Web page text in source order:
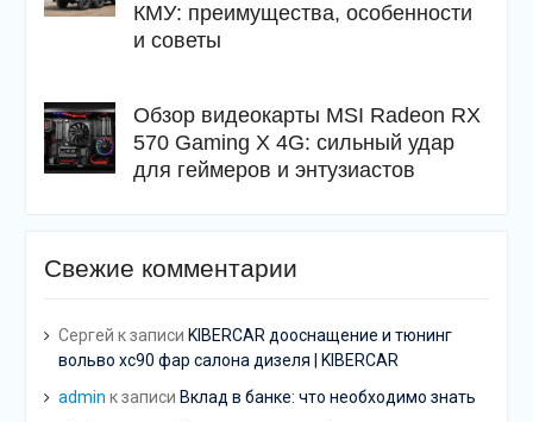
КМУ: преимущества, особенности
и советы
Обзор видеокарты MSI Radeon RX
570 Gaming X 4G: сильный удар
для геймеров и энтузиастов
Свежие комментарии
Сергей к записи KIBERCAR дооснащение и тюнинг
вольво хс90 фар салона дизеля | KIBERCAR
admin к записи Вклад в банке: что необходимо знать